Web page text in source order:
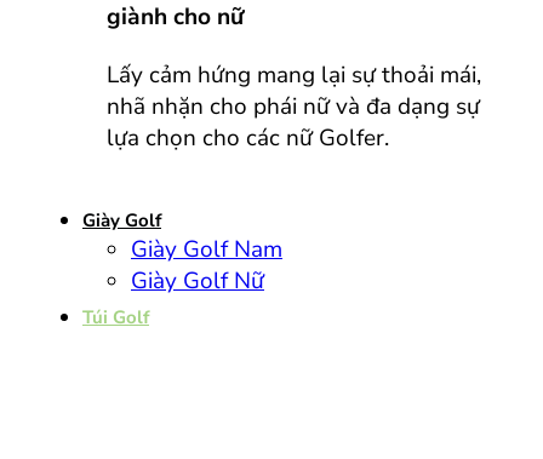
giành cho nữ
Lấy cảm hứng mang lại sự thoải mái,
nhã nhặn cho phái nữ và đa dạng sự
lựa chọn cho các nữ Golfer.
Giày Golf
Giày Golf Nam
Giày Golf Nữ
Túi Golf